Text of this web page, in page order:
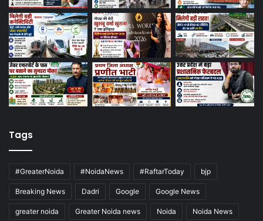
Tags
#GreaterNoida #NoidaNews #RaftarToday bjp
Breaking News Dadri Google Google News
greater noida Greater Noida news Noida Noida News